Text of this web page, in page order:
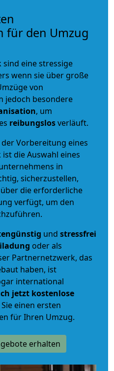
für den Umzug
sind eine stressige
wenn sie über große
von
jedoch besondere
, um
reibungslosverläuft.
Vorbereitung eines
die Auswahl eines
in
sicherzustellen,
die erforderliche
verfügt, um den
und stressfrei
oder als
Partnernetzwerk, das
haben, ist
international
jetzt kostenlose
einen ersten
für Ihren Umzug.
erhalten